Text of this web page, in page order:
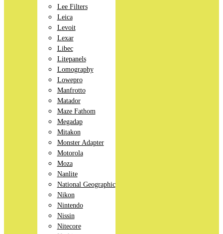
Lee Filters
Leica
Levoit
Lexar
Libec
Litepanels
Lomography
Lowepro
Manfrotto
Matador
Maze Fathom
Megadap
Mitakon
Monster Adapter
Motorola
Moza
Nanlite
National Geographic
Nikon
Nintendo
Nissin
Nitecore